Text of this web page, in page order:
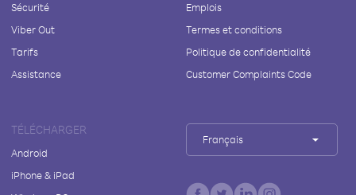
Sécurité
Viber Out
Tarifs
Assistance
Emplois
Termes et conditions
Politique de confidentialité
Customer Complaints Code
TÉLÉCHARGER
Android
iPhone & iPad
Français